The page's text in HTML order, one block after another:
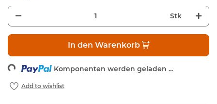
Stk
In den Warenkorb
Komponenten werden geladen ...